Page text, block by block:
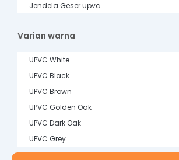
Jendela Geser upvc
Varian warna
UPVC White
UPVC Black
UPVC Brown
UPVC Golden Oak
UPVC Dark Oak
UPVC Grey